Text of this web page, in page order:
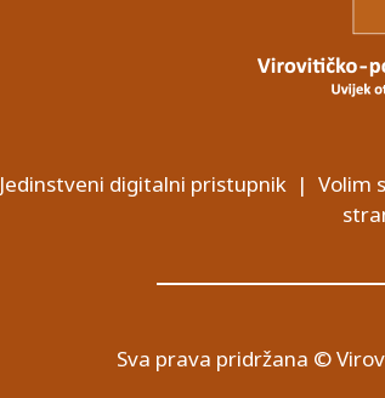
Jedinstveni digitalni pristupnik| Volim
Sva prava pridržana ©